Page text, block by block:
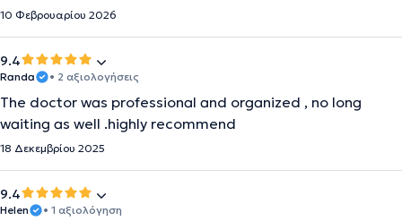
10 Φεβρουαρίου 2026
9.4
Randa • 2 αξιολογήσεις
The doctor was professional and organized , no long
waiting as well .highly recommend
18 Δεκεμβρίου 2025
9.4
Helen • 1 αξιολόγηση